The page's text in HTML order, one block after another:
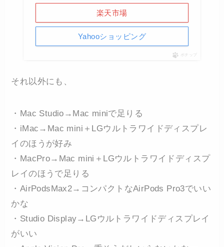
楽天市場
Yahooショッピング
ポチップ
それ以外にも、
・Mac Studio→Mac miniで足りる
・iMac→Mac mini＋LGウルトラワイドディスプレ
イのほうが好み
・MacPro→Mac mini＋LGウルトラワイドディスプ
レイのほうで足りる
・AirPodsMax2→コンパクトなAirPods Pro3でいい
かな
・Studio Display→LGウルトラワイドディスプレイ
がいい